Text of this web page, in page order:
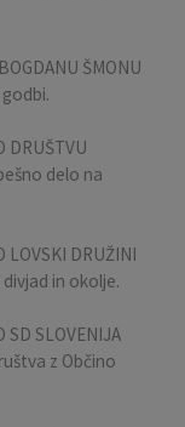
ŠMONU
DRUŠTVU
delo na
LOVSKI DRUŽINI
in okolje.
SLOVENIJA
z Občino